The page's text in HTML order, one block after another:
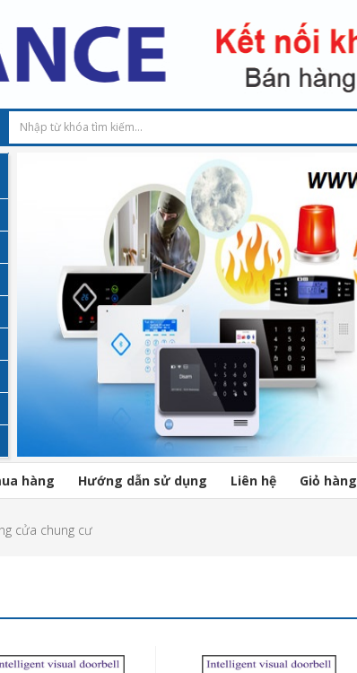
hàng Hướng dẫn sử dụng Liên hệ Giỏ hàng
cửa chung cư